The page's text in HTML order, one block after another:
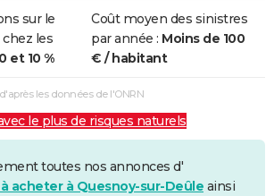
sur le
les
et 10 %
Coût moyen des sinistres
par année : Moins de 100
€ / habitant
les données de l'ONRN
le plus de risques naturels
toutes nos annonces d'
acheter à Quesnoy-sur-Deûle ainsi